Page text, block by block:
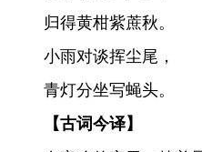
归得黄柑紫蔗秋。
小雨对谈挥尘尾，
青灯分坐写蝇头。
【古词今译】